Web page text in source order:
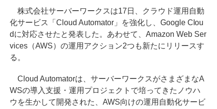
株式会社サーバーワークスは17日、クラウド運用自動
化サービス「Cloud Automator」を強化し、Google Clou
dに対応させたと発表した。あわせて、Amazon Web Ser
vices（AWS）の運用アクション2つも新たにリリースす
る。
Cloud Automatorは、サーバーワークスがさまざまなA
WSの導入支援・運用プロジェクトで培ってきたノウハ
ウを生かして開発された、AWS向けの運用自動化サービ